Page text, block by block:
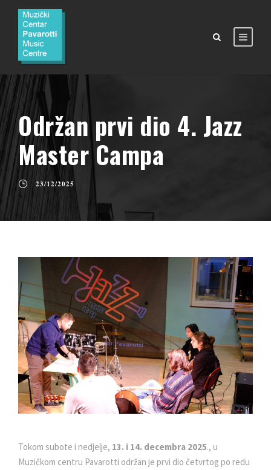
Održan prvi dio 4. Jazz
Master Campa
23/12/2025
Tokom subote i nedjelje, 13. i 14. decembra 2025., u
Muzičkom centru Pavarotti održan je prvi dio četvrtog po redu